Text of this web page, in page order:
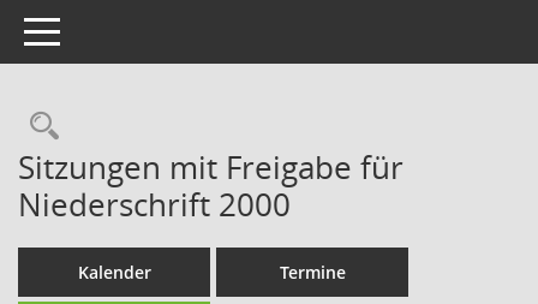
Toggle navigation
Rechercheauswahl
Sitzungen mit Freigabe für
Niederschrift 2000
Kalender Termine